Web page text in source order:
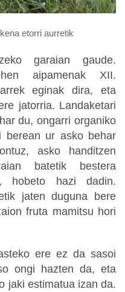
etorri aurretik
garaian gaude.
aipamenak XII.
eginak dira, eta
jatorria. Landaketari
du, ongarri organiko
berean ur asko behar
asko handitzen
batetik bestera
hobeto hazi dadin.
jaten duguna bere
fruta mamitsu hori
ere ez da sasoi
ongi hazten da, eta
jaki estimatua izan da.